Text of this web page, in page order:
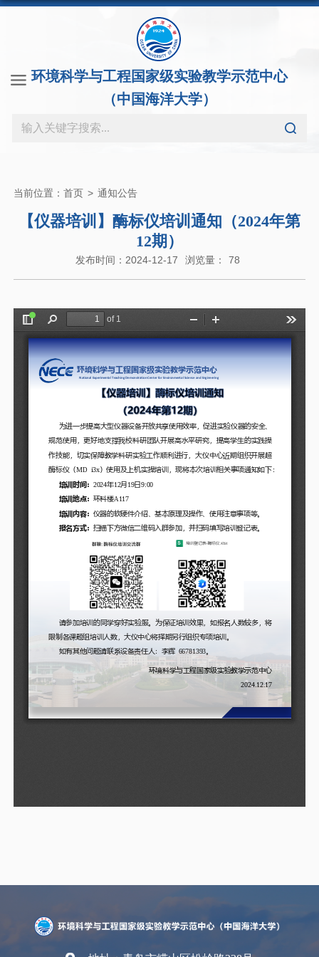
环境科学与工程国家级实验教学示范中心
（中国海洋大学）
当前位置： 首页 > 通知公告
【仪器培训】酶标仪培训通知（2024年第
12期）
发布时间：2024-12-17 浏览量： 78